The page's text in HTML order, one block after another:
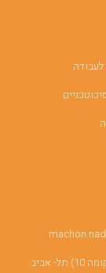
לעבודה
סעדיה גאון 22- (קומה 10) תל- אביב